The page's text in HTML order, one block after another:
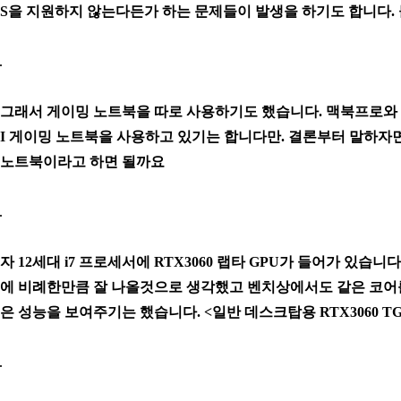
S을 지원하지 않는다든가 하는 문제들이 발생을 하기도 합니다
그래서 게이밍 노트북을 따로 사용하기도 했습니다. 맥북프로
I 게이밍 노트북을 사용하고 있기는 합니다만. 결론부터 말하자
노트북이라고 하면 될까요
자 12세대 i7 프로세서에 RTX3060 랩타 GPU가 들어가 있습니
에 비례한만큼 잘 나올것으로 생각했고 벤치상에서도 같은 코
은 성능을 보여주기는 했습니다. <일반 데스크탑용 RTX3060